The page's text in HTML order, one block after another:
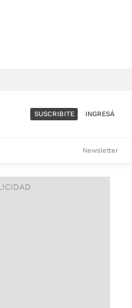
- $1.800/MES
SUSCRIBITE INGRESÁ
Newsletter